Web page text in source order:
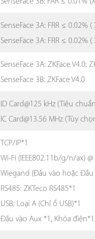
SenseFace 3A: FRR ≤
SenseFace 3A: FRR ≤
SenseFace 3A: ZKFace
SenseFace 3B: ZKFace V4.0
ID Card@125 kHz (Tiêu
IC Card@13.56 MHz (Tùy
TCP/IP*1
Wi-Fi (IEEE802.11b/g/n/ax)
Wiegand (Đầu vào hoặc Đầu
RS485: ZKTeco RS485*1
USB: Loại A (Chỉ ổ USB)*1
Đầu vào Aux *1, Khóa